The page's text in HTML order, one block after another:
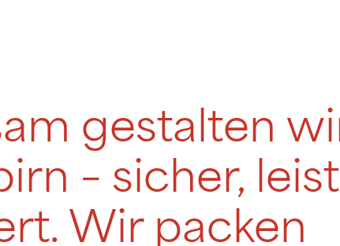
gestalten
– sicher,
Wir packen